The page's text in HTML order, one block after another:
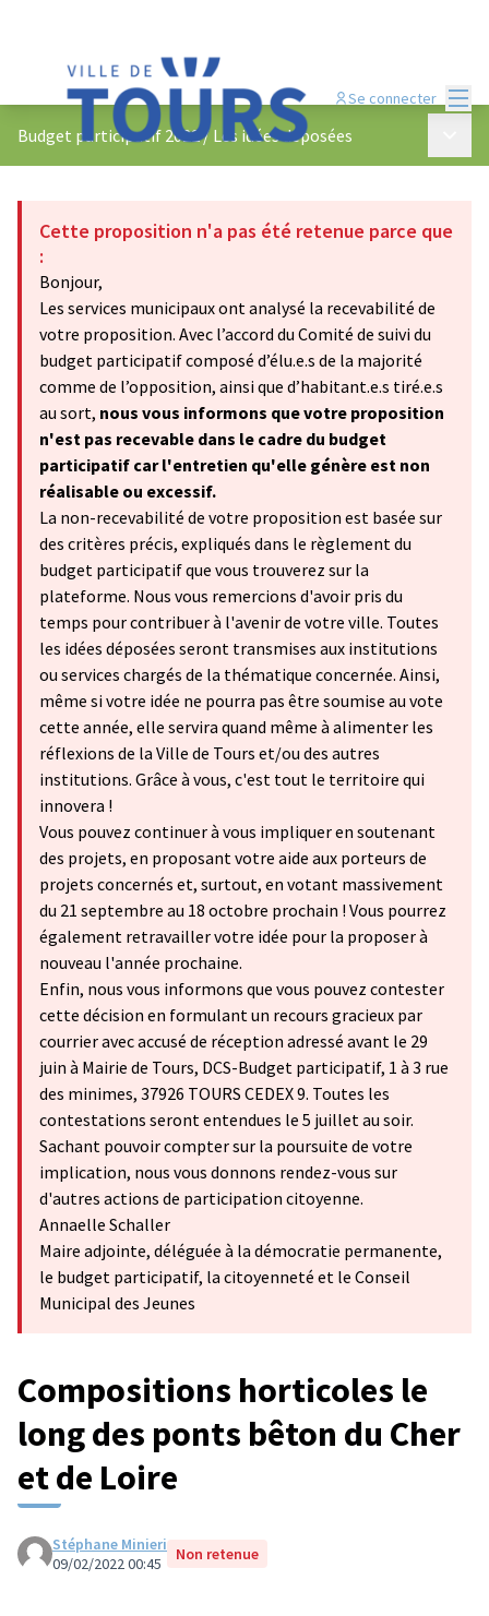
Se connecter
Budget participatif 2022/ Les idées déposées
Cette proposition n'a pas été retenue parce que
:
Bonjour,
Les services municipaux ont analysé la recevabilité de
votre proposition. Avec l’accord du Comité de suivi du
budget participatif composé d’élu.e.s de la majorité
comme de l’opposition, ainsi que d’habitant.e.s tiré.e.s
au sort, nous vous informons que votre proposition
n'est pas recevable dans le cadre du budget
participatif car l'entretien qu'elle génère est non
réalisable ou excessif.
La non-recevabilité de votre proposition est basée sur
des critères précis, expliqués dans le règlement du
budget participatif que vous trouverez sur la
plateforme. Nous vous remercions d'avoir pris du
temps pour contribuer à l'avenir de votre ville. Toutes
les idées déposées seront transmises aux institutions
ou services chargés de la thématique concernée. Ainsi,
même si votre idée ne pourra pas être soumise au vote
cette année, elle servira quand même à alimenter les
réflexions de la Ville de Tours et/ou des autres
institutions. Grâce à vous, c'est tout le territoire qui
innovera !
Vous pouvez continuer à vous impliquer en soutenant
des projets, en proposant votre aide aux porteurs de
projets concernés et, surtout, en votant massivement
du 21 septembre au 18 octobre prochain ! Vous pourrez
également retravailler votre idée pour la proposer à
nouveau l'année prochaine.
Enfin, nous vous informons que vous pouvez contester
cette décision en formulant un recours gracieux par
courrier avec accusé de réception adressé avant le 29
juin à Mairie de Tours, DCS-Budget participatif, 1 à 3 rue
des minimes, 37926 TOURS CEDEX 9. Toutes les
contestations seront entendues le 5 juillet au soir.
Sachant pouvoir compter sur la poursuite de votre
implication, nous vous donnons rendez-vous sur
d'autres actions de participation citoyenne.
Annaelle Schaller
Maire adjointe, déléguée à la démocratie permanente,
le budget participatif, la citoyenneté et le Conseil
Municipal des Jeunes
Compositions horticoles le
long des ponts bêton du Cher
et de Loire
Stéphane Minieri
09/02/2022 00:45
Non retenue